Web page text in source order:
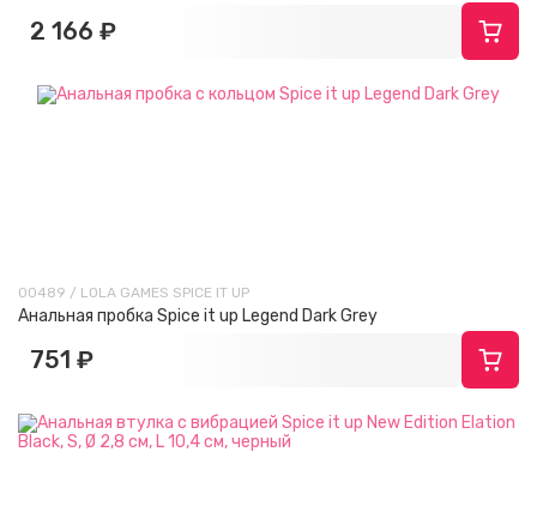
2 166 ₽
00489 / LOLA GAMES SPICE IT UP
Анальная пробка Spice it up Legend Dark Grey
751 ₽